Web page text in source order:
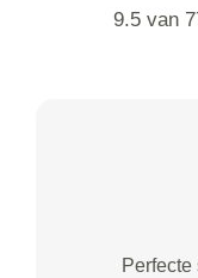
9.5 van